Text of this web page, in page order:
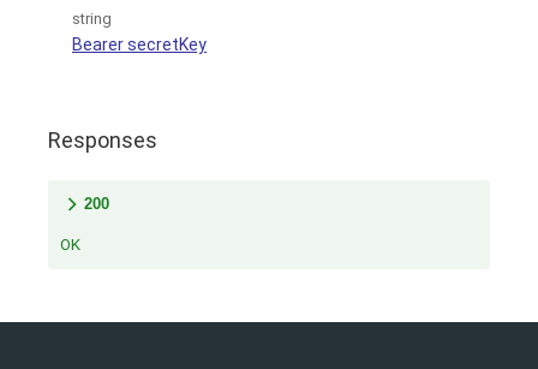
string
Bearer secretKey
Responses
200
OK